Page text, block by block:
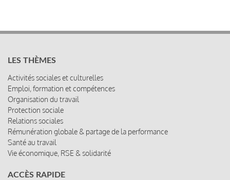
LES THÈMES
Activités sociales et culturelles
Emploi, formation et compétences
Organisation du travail
Protection sociale
Relations sociales
Rémunération globale & partage de la performance
Santé au travail
Vie économique, RSE & solidarité
ACCÈS RAPIDE